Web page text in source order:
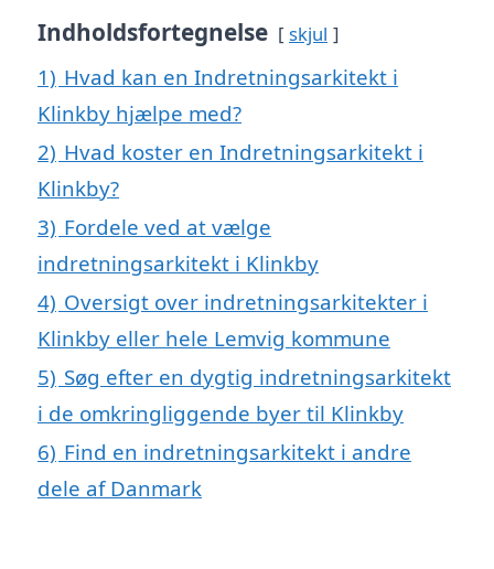
Indholdsfortegnelse skjul
1) Hvad kan en Indretningsarkitekt i
Klinkby hjælpe med?
2) Hvad koster en Indretningsarkitekt i
Klinkby?
3) Fordele ved at vælge
indretningsarkitekt i Klinkby
4) Oversigt over indretningsarkitekter i
Klinkby eller hele Lemvig kommune
5) Søg efter en dygtig indretningsarkitekt
i de omkringliggende byer til Klinkby
6) Find en indretningsarkitekt i andre
dele af Danmark